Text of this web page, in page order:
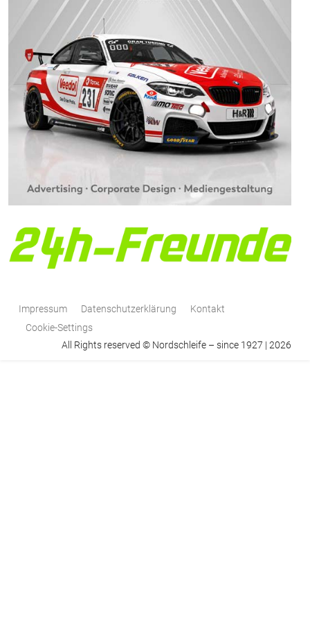
Impressum Datenschutzerklärung
Kontakt
Cookie-Settings
All Rights reserved © Nordschleife – since 1927 | 2026